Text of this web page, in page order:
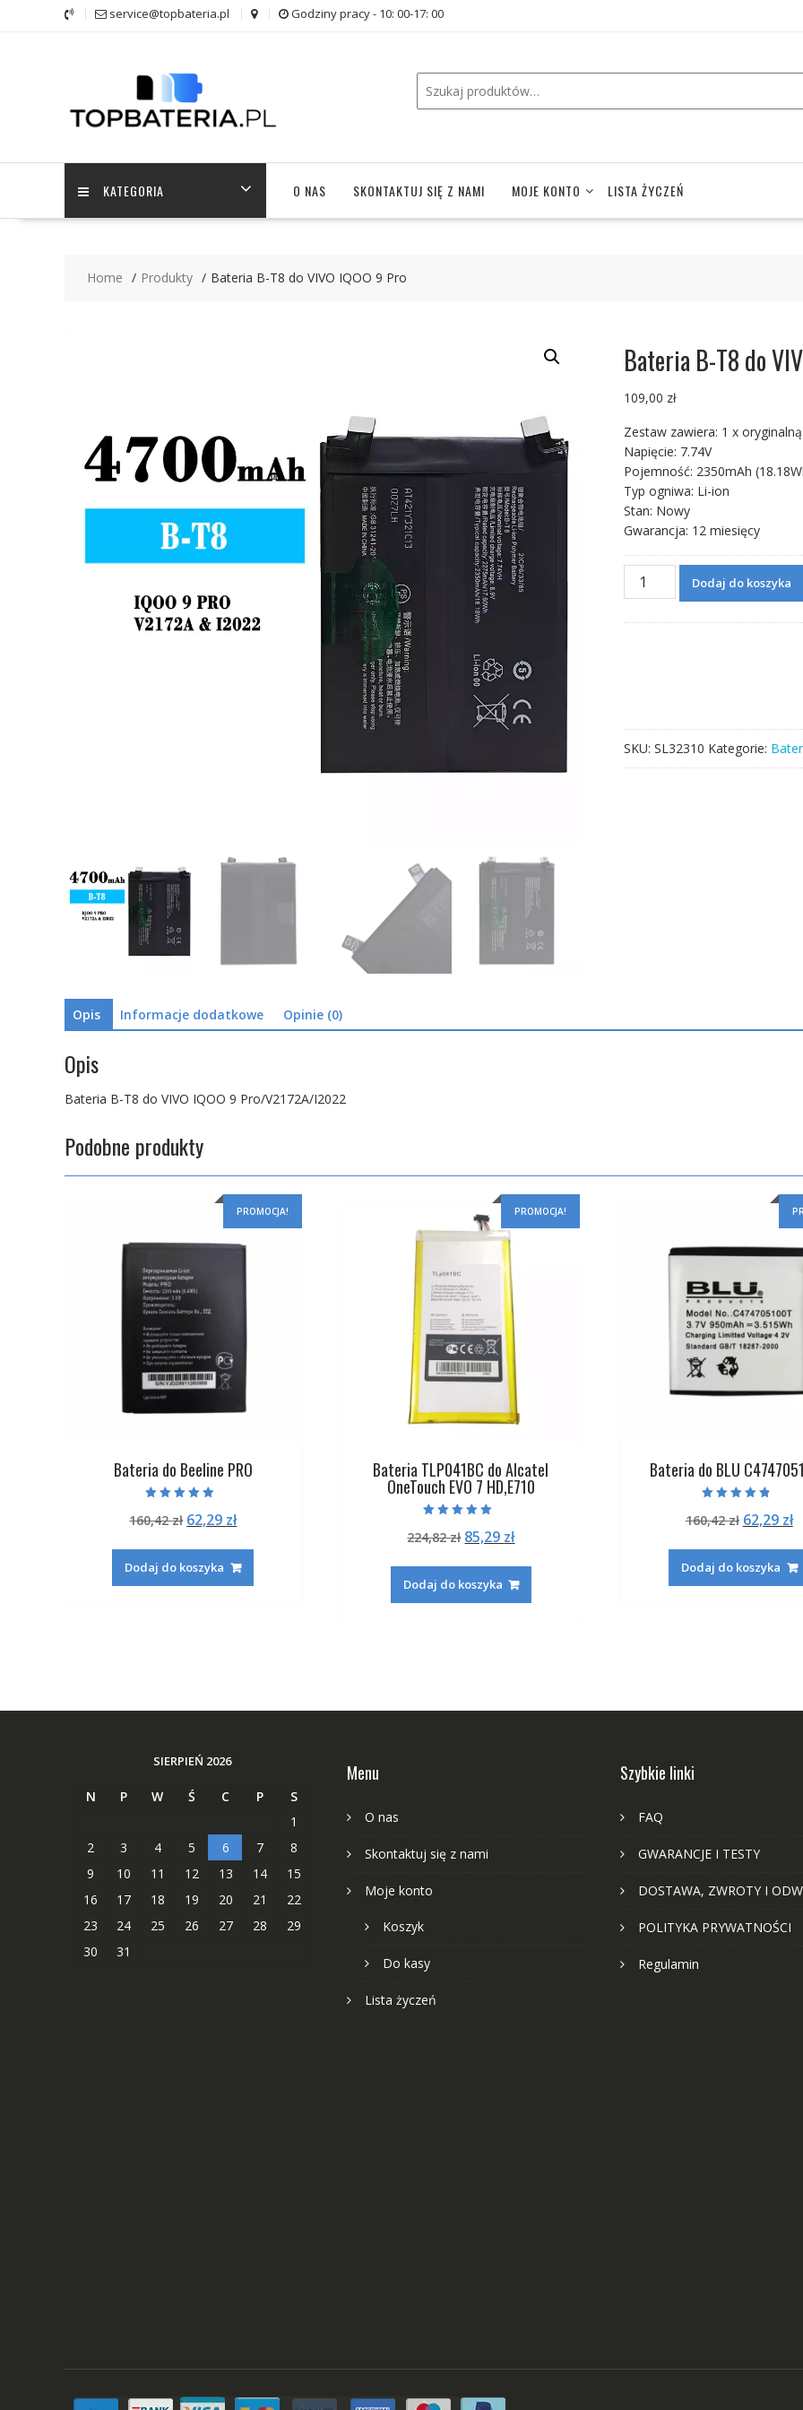
service@topbateria.pl Godziny pracy - 10: 00-17: 00
KATEGORIA O NAS SKONTAKTUJ SIĘ Z NAMI MOJE KONTO LISTA ŻYCZEŃ
Home Produkty Bateria B-T8 do VIVO IQOO 9 Pro
Bateria B-T8 do
109,00 zł
Zestaw zawiera: 1 x
Napięcie: 7.74V
Pojemność: 2350mAh
Typ ogniwa: Li-ion
Stan: Nowy
Gwarancja: 12 miesięcy
ilość
Pro
Dodaj do koszyka
SKU: SL32310 Kategorie:
Opis Informacje dodatkowe Opinie (0)
Opis
Bateria B-T8 do VIVO IQOO 9 Pro/V2172A/I2022
Podobne produkty
PROMOCJA!
Bateria do Beeline PRO
4.50
na 5
160,42zł Pierwotna
wynosiła:
160,42 zł.
62,29 złAktualna
62,29 zł.
Dodaj do koszyka
PROMOCJA!
Bateria TLP041BC do Alcatel
OneTouch EVO 7 HD,E710
5.00
na 5
224,82zł Pierwotna
wynosiła:
224,82 zł.
85,29 złAktualna
85,29 zł.
Dodaj do koszyka
Bateria do BLU
4.50
na 5
160,42zł
wynosiła:
160,42 zł.
62,29 zł
Dodaj do koszyka
SIERPIEŃ 2026
N P W Ś C P
S
1
2
3 4 5 6 7
8
9
10 11 12 13 14
15
16
17 18 19 20 21
22
23
24 25 26 27 28
29
30
31
Menu
O nas
Skontaktuj się z nami
Moje konto
Koszyk
Do kasy
Lista życzeń
Szybkie linki
FAQ
GWARANCJE I TESTY
DOSTAWA, ZWROTY I
POLITYKA PRYWATNOŚCI
Regulamin